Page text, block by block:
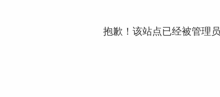
抱歉！该站点已经被管理